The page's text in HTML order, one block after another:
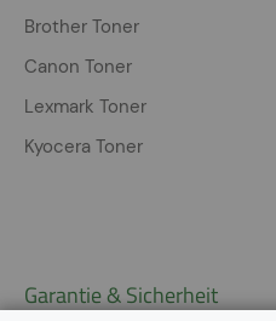
Brother Toner
Canon Toner
Lexmark Toner
Kyocera Toner
Garantie & Sicherheit